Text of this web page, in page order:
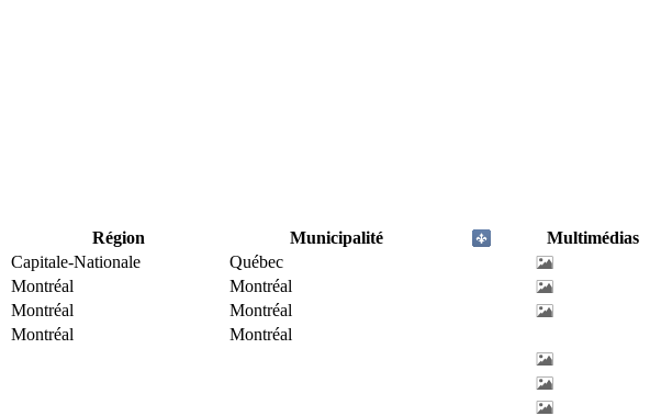
Région Municipalité
Multimédias
Capitale-Nationale
Québec
Montréal
Montréal
Montréal
Montréal
Montréal
Montréal